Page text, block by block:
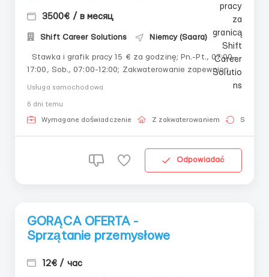
3500€ / в месяц
Shift Career Solutions Niemcy (Saara)
17:00, Sob., 07:00-12:00; Zakwaterowanie zapewnione
za 350 € miesięcznie (lub bezpłatne w innych
prace przy pojazdach ciężarowych (wywrotki, ciągni...
Usługa samochodowa
6 dni temu
Wymagane doświadczenie Z zakwaterowaniem Stała
Odpowiadać
GORĄCA OFERTA -
Sprzątanie przemysłowe
12€ / час